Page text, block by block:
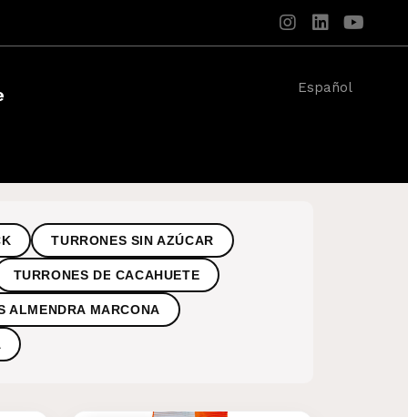
Español
TURRONES SIN AZÚCAR
TURRONES DE CACAHUETE
ALMENDRA MARCONA